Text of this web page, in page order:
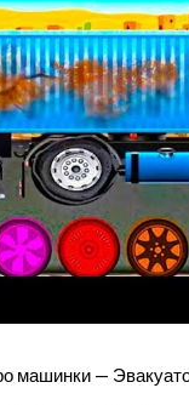
машинки —